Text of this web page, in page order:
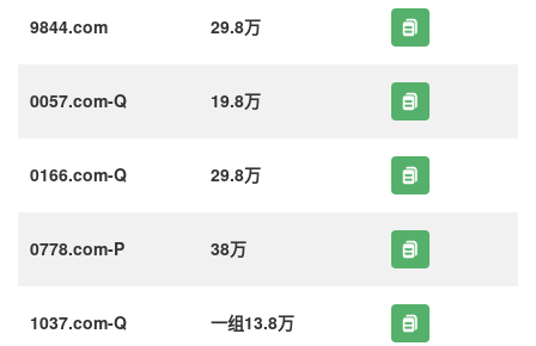
9844.com 29.8万
0057.com-Q 19.8万
0166.com-Q 29.8万
0778.com-P 38万
1037.com-Q 一组13.8万